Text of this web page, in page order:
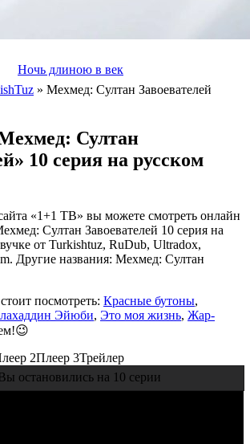
Ночь длиною в век
» Мехмед: Султан Завоевателей
Султан
10 серия на русском
«1+1 ТВ» вы можете смотреть онлайн
Султан Завоевателей 10 серия на
от Turkishtuz, RuDub, Ultradox,
Другие названия: Мехмед: Султан
посмотреть: Красные бутоны,
Эйюби, Это моя жизнь, Жар-
2Плеер 3Трейлер
остановились на 10 серии